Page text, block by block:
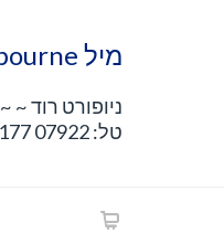
מיל Calbourne מים & כפרי מוזיאון
ניופורט רוד ~ ~ Calbourne האי וייט ~ PO30 4JN
טל: 07922 177 073 ו~: